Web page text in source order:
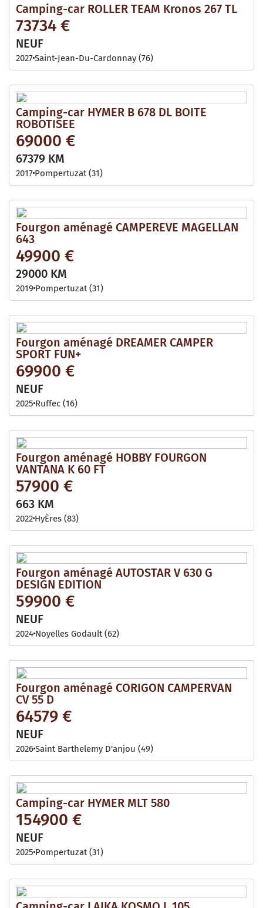
Camping-car ROLLER TEAM Kronos 267 TL
73734 €
NEUF
2027Saint-Jean-Du-Cardonnay (76)
Camping-car HYMER B 678 DL BOITE
ROBOTISEE
69000 €
67379 KM
2017 Pompertuzat (31)
Fourgon aménagé CAMPEREVE MAGELLAN
643
49900 €
29000 KM
2019 Pompertuzat (31)
Fourgon aménagé DREAMER CAMPER
SPORT FUN+
69900 €
NEUF
2025 Ruffec (16)
Fourgon aménagé HOBBY FOURGON
VANTANA K 60 FT
57900 €
663 KM
2022 HyÈres (83)
Fourgon aménagé AUTOSTAR V 630 G
DESIGN EDITION
59900 €
NEUF
2024 Noyelles Godault (62)
Fourgon aménagé CORIGON CAMPERVAN
CV 55 D
64579 €
NEUF
2026Saint Barthelemy D'anjou (49)
Camping-car HYMER MLT 580
154900 €
NEUF
2025 Pompertuzat (31)